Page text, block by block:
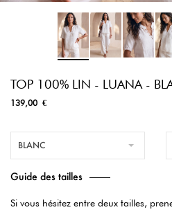
TOP 100% LIN - LUANA -
139,00 €
BLANC
Guide des tailles
Si vous hésitez entre deux tailles,